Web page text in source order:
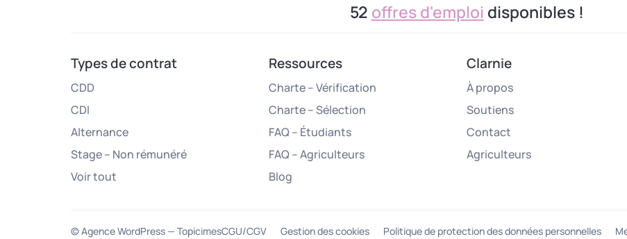
52 offres d'emploi disponibles !
Types de contrat
CDD
CDI
Alternance
Stage – Non rémunéré
Voir tout
Ressources
Charte – Vérification
Charte – Sélection
FAQ – Étudiants
FAQ – Agriculteurs
Blog
Clarnie
À propos
Soutiens
Contact
Agriculteurs
© Agence WordPress — TopicimesCGU/CGV Gestion des cookies Politique de protection des données personnelles